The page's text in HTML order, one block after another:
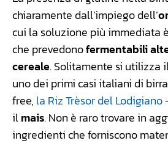
chiaramente dall’impiego dell’
cui la soluzione più immediata
che prevedonofermentabili
cereale. Solitamente si utilizza
uno dei primi casi italiani di
free, la Riz Trèsor del Lodigiano
ilmais. Non è raro trovare in
ingredienti che forniscono